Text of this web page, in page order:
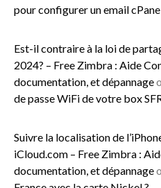
pour configurer un email
Est-il contraire à la loi de
2024? – Free Zimbra : Aide
documentation, et dépannage
de passe WiFi de votre box
Suivre la localisation de
iCloud.com – Free Zimbra :
documentation, et dépannage